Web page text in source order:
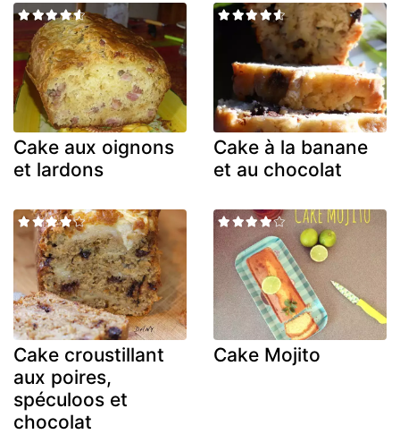
Cake aux oignons
et lardons
Cake à la banane
et au chocolat
Cake croustillant
aux poires,
spéculoos et
chocolat
Cake Mojito